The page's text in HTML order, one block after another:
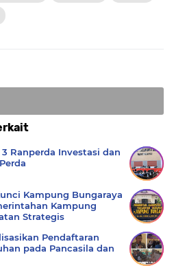
Ranperda Investasi dan
Kampung Bungaraya
Kampung
Strategis
Pendaftaran
pada Pancasila dan